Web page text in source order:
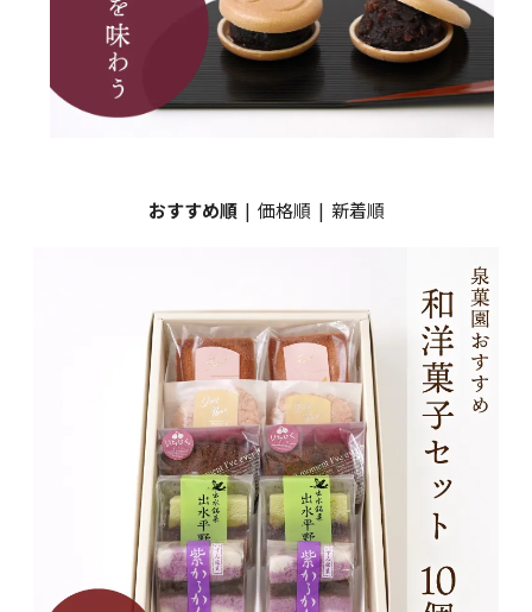
おすすめ順| 価格順 | 新着順